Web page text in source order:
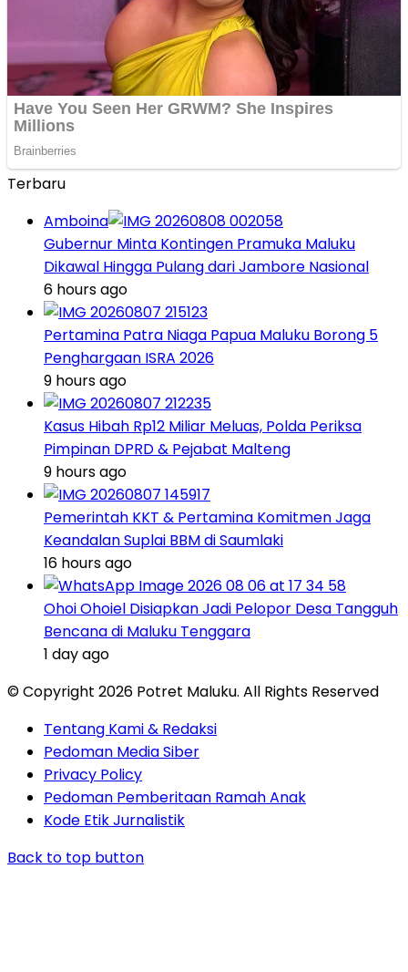
Terbaru
Amboina
Gubernur Minta Kontingen Pramuka Maluku
Dikawal Hingga Pulang dari Jambore Nasional
6 hours ago
Pertamina Patra Niaga Papua Maluku Borong 5
Penghargaan ISRA 2026
9 hours ago
Kasus Hibah Rp12 Miliar Meluas, Polda Periksa
Pimpinan DPRD & Pejabat Malteng
9 hours ago
Pemerintah KKT & Pertamina Komitmen Jaga
Keandalan Suplai BBM di Saumlaki
16 hours ago
Ohoi Ohoiel Disiapkan Jadi Pelopor Desa Tangguh
Bencana di Maluku Tenggara
1 day ago
© Copyright 2026 Potret Maluku. All Rights Reserved
Tentang Kami & Redaksi
Pedoman Media Siber
Privacy Policy
Pedoman Pemberitaan Ramah Anak
Kode Etik Jurnalistik
Back to top button